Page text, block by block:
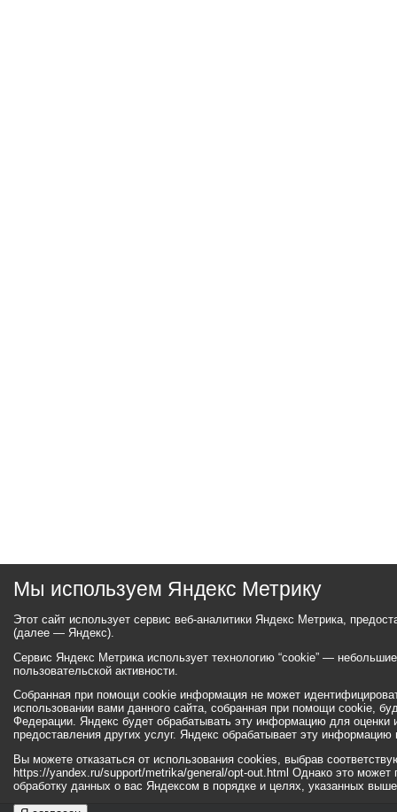
Мы используем Яндекс Метрику
Этот сайт использует сервис веб-аналитики Яндекс Метрика,
(далее — Яндекс).
Сервис Яндекс Метрика использует технологию “cookie” —
пользовательской активности.
Собранная при помощи cookie информация не может
использовании вами данного сайта, собранная при помощи cookie,
Федерации. Яндекс будет обрабатывать эту информацию для оценки
предоставления других услуг. Яндекс обрабатывает эту
Вы можете отказаться от использования cookies, выбрав
https://yandex.ru/support/metrika/general/opt-out.html Однако это может
обработку данных о вас Яндексом в порядке и целях, указанных